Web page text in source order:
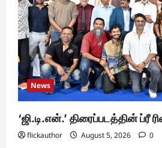
News
‘ஜி.டி.என்.’ திரைப்படத்தின் ப்ரீ
flickauthor August 5, 2026 0